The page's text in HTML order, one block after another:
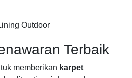
Terbaik
memberikan karpet